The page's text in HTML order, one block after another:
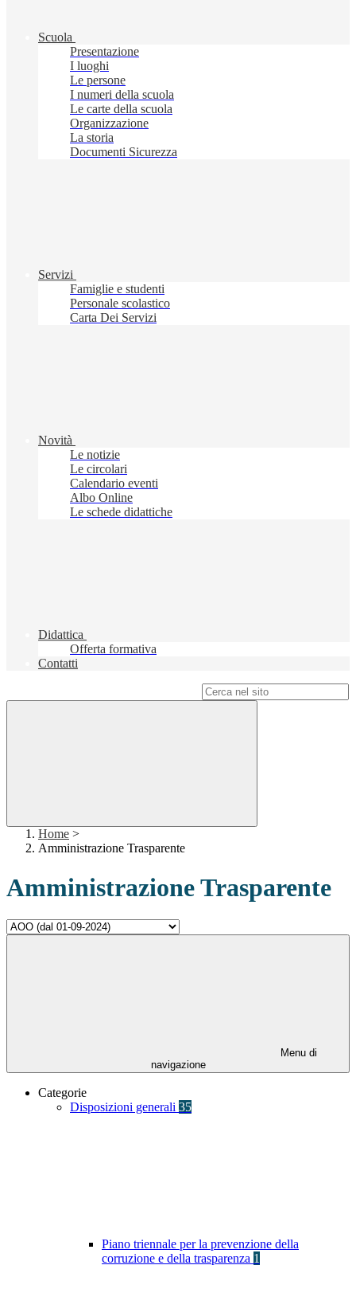
Scuola
Presentazione
I luoghi
Le persone
I numeri della scuola
Le carte della scuola
Organizzazione
La storia
Documenti Sicurezza
Servizi
Famiglie e studenti
Personale scolastico
Carta Dei Servizi
Novità
Le notizie
Le circolari
Calendario eventi
Albo Online
Le schede didattiche
Didattica
Offerta formativa
Contatti
Home >
Amministrazione Trasparente
Amministrazione Trasparente
Menu di
navigazione
Categorie
Disposizioni generali 35
Piano triennale per la prevenzione della
corruzione e della trasparenza 1